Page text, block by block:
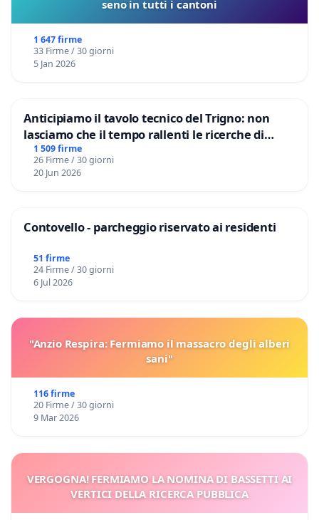
seno in tutti i cantoni
1 647 firme
33 Firme / 30 giorni
5 Jan 2026
Anticipiamo il tavolo tecnico del Trigno: non
lasciamo che il tempo rallenti le ricerche di
Domenico Racanati
1 509 firme
26 Firme / 30 giorni
20 Jun 2026
Contovello - parcheggio riservato ai residenti
51 firme
24 Firme / 30 giorni
6 Jul 2026
"Anzio Respira: Fermiamo il massacro degli alberi
sani"
116 firme
20 Firme / 30 giorni
9 Mar 2026
VERGOGNA! FERMIAMO LA NOMINA DI BASSETTI AI
VERTICI DELLA RICERCA PUBBLICA